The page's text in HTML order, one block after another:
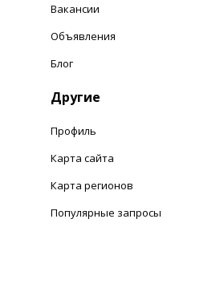
Вакансии
Объявления
Блог
Другие
Профиль
Карта сайта
Карта регионов
Популярные запросы